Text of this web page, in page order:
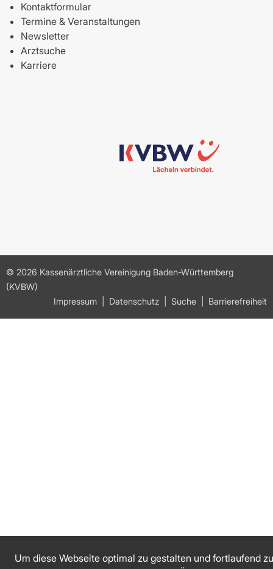
Kontaktformular
Termine & Veranstaltungen
Newsletter
Arztsuche
Karriere
© 2026 Kassenärztliche Vereinigung Baden-Württemberg
(KVBW)
Impressum
Datenschutz Suche Barrierefreiheit
Um diese Webseite optimal zu gestalten und fortlaufend zu